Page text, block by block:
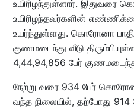
உயிரிழந்துள்ளார். இதுவரை
உயிரிழந்தவர்களின்
உயர்ந்துள்ளது. கொரோனா
குணமடைந்து வீடு
4,44,94,856 பேர்
நேற்று வரை 934 பேர்
வந்த நிலையில், தற்போது